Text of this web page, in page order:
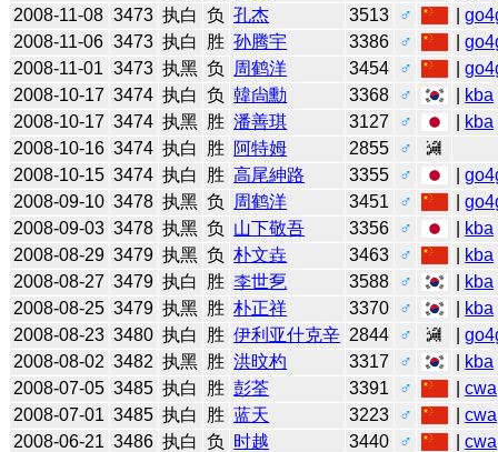
2008-11-08 3473 执白 负 孔杰 3513 ♂ |
2008-11-06 3473 执白 胜 孙腾宇 3386 ♂ |
2008-11-01 3473 执黑 负 周鹤洋 3454 ♂ |
2008-10-17 3474 执白 负 韓尙勳 3368 ♂ kba
2008-10-17 3474 执黑 胜 潘善琪 3127 ♂ kba
2008-10-16 3474 执白 胜 阿特姆 2855
♂
2008-10-15 3474 执白 胜 高尾紳路 3355 ♂ |
2008-09-10 3478 执黑 负 周鹤洋 3451 ♂ |
2008-09-03 3478 执黑 负 山下敬吾 3356 ♂ kba
2008-08-29 3479 执黑 负 朴文垚 3463 ♂ kba
2008-08-27 3479 执白 胜 李世乭 3588 ♂ kba
2008-08-25 3479 执黑 胜 朴正祥 3370 ♂ kba
2008-08-23 3480 执白 胜 伊利亚什克辛 2844 ♂ |
2008-08-02 3482 执黑 胜 洪旼杓 3317 ♂ kba
2008-07-05 3485 执白 胜 彭荃 3391 ♂ |cwa
2008-07-01 3485 执白 胜 蓝天 3223 ♂ |cwa
2008-06-21 3486 执白 负 时越 3440 ♂ |cwa